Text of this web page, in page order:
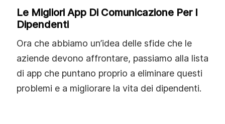
Le Migliori App Di Comunicazione Per I
Dipendenti
Ora che abbiamo un’idea delle sfide che le
aziende devono affrontare, passiamo alla lista
di app che puntano proprio a eliminare questi
problemi e a migliorare la vita dei dipendenti.